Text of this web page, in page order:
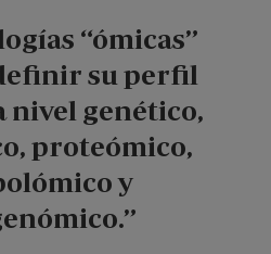
“ómicas”
su perfil
nivel genético,
proteómico,
y